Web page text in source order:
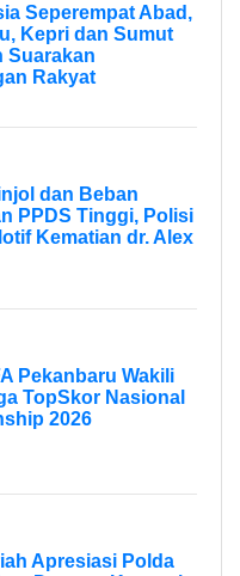
Seperempat Abad,
Kepri dan Sumut
Suarakan
Rakyat
dan Beban
PPDS Tinggi, Polisi
Kematian dr. Alex
Pekanbaru Wakili
TopSkor Nasional
2026
Apresiasi Polda